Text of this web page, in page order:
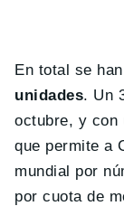
En total se
unidades. Un
octubre, y
que permite a
mundial por
por cuota de